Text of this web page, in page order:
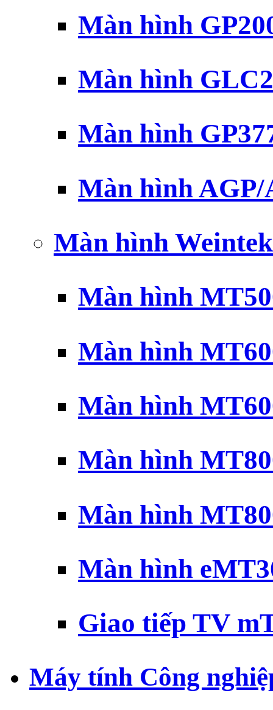
Màn hình
Màn hình
Màn hình
Màn hình AGP/
Màn hình
Màn hình
Màn hình
Màn hình
Màn hình
Màn hình
Màn hình
Giao tiếp TV
Máy tính Công